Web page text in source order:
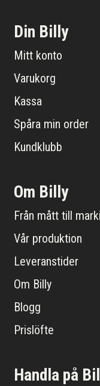
Din Billy
Mitt konto
Varukorg
Kassa
Spåra min order
Kundklubb
Om Billy
Från mått till
Vår produktion
Leveranstider
Om Billy
Blogg
Prislöfte
Handla på